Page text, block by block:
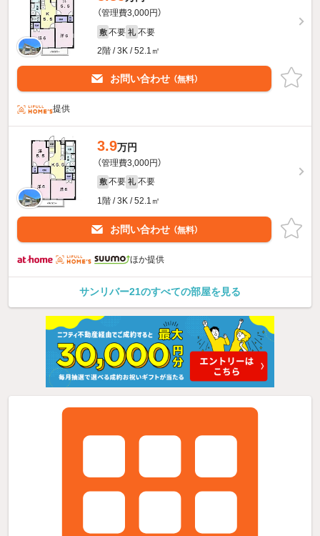
（管理費3,000円）
敷 不要 礼 不要
2階 / 3K / 52.1㎡
お問い合わせ （無料）
提供
3.9万円
（管理費3,000円）
敷 不要 礼 不要
1階 / 3K / 52.1㎡
お問い合わせ （無料）
ほか提供
サンリバー21のすべての部屋を見る